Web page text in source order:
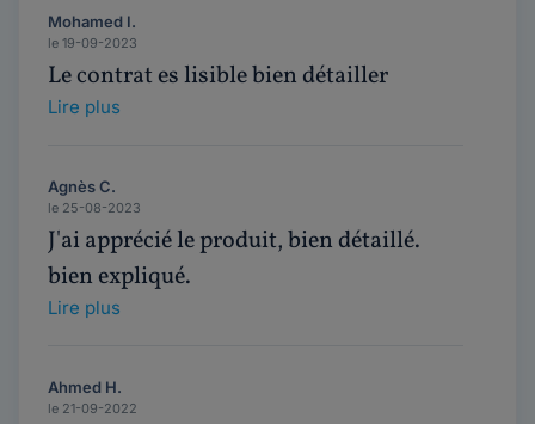
Mohamed I.
le 19-09-2023
Le contrat es lisible bien détailler
Lire plus
Agnès C.
le 25-08-2023
J'ai apprécié le produit, bien détaillé.
bien expliqué.
Lire plus
Ahmed H.
le 21-09-2022